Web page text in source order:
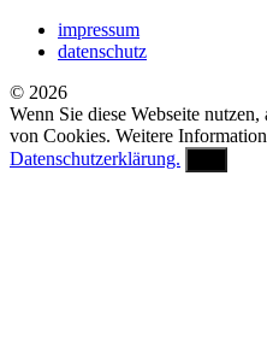
impressum
datenschutz
© 2026
Wenn Sie diese Webseite
von Cookies. Weitere
Datenschutzerklärung.